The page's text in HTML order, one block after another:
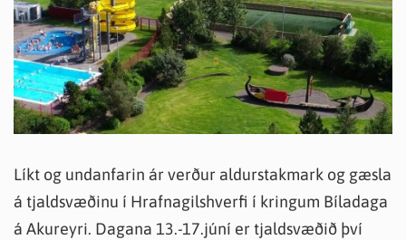
Líkt og undanfarin ár verður aldurstakmark og gæsla
á tjaldsvæðinu í Hrafnagilshverfi í kringum Bíladaga
á Akureyri. Dagana 13.-17.júní er tjaldsvæðið því